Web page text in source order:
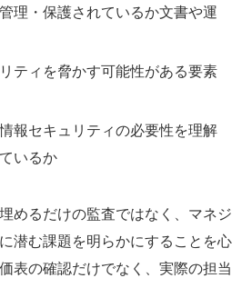
理・保護されているか文書や運
ティを脅かす可能性がある要素
報セキュリティの必要性を理解
いるか
めるだけの監査ではなく、マネジ
潜む課題を明らかにすることを心
表の確認だけでなく、実際の担当